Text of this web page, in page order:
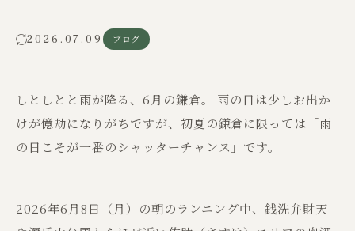
2026.07.09 ブログ
しとしとと雨が降る、6月の鎌倉。 雨の日は少しお出か
けが億劫になりがちですが、初夏の鎌倉に限っては「雨
の日こそが一番のシャッターチャンス」です。
2026年6月8日（月）の朝のランニング中、銭洗弁財天